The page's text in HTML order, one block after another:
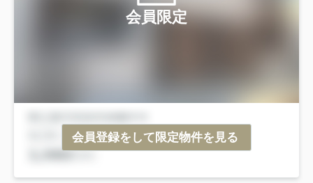
会員限定
会員登録をして限定物件を見る